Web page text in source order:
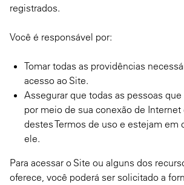
registrados.
Você é responsável por:
Tomar todas as providências
acesso ao Site.
Assegurar que todas as pessoas
por meio de sua conexão de
destes Termos de uso e estejam em
ele.
Para acessar o Site ou alguns dos
oferece, você poderá ser solicitado a